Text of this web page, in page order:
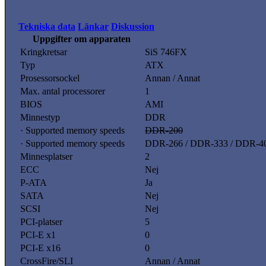
Tekniska data Länkar Diskussion
Uppgifter om apparaten
Kringkretsar
SiS 746FX
Typ
ATX
Prosessorsockel
Annan / Annat
Max. antal processorer
1
BIOS
AMI
Minnestyp
DDR
· Supported memory speeds
DDR-200
· Supported memory speeds
DDR-266 / DDR-333 / DDR-
Minnesplatser
2
ECC
Nej
P-ATA
Ja
SATA
Nej
SCSI
Nej
PCI-platser
5
PCI-E x1
0
PCI-E x16
0
CrossFire/SLI
Annan / Annat